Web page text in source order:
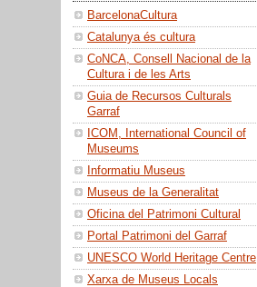
BarcelonaCultura
Catalunya és cultura
CoNCA, Consell Nacional de la
Cultura i de les Arts
Guia de Recursos Culturals
Garraf
ICOM, International Council of
Museums
Informatiu Museus
Museus de la Generalitat
Oficina del Patrimoni Cultural
Portal Patrimoni del Garraf
UNESCO World Heritage Centre
Xarxa de Museus Locals